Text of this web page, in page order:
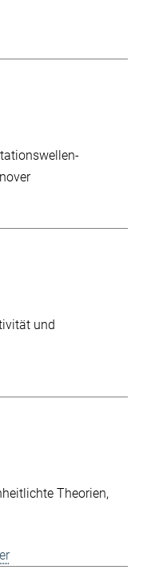
und
Theorien